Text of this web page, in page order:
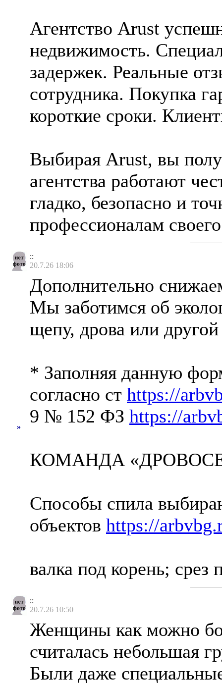
Агентство Arust
недвижимость.
задержек. Реальные
сотрудника. Покупка
короткие сроки.
Выбирая Arust, вы
агентства работают
гладко, безопасно и
профессионалам
::
20.7.26 18:06
»
Дополнительно
Мы заботимся об
щепу, дрова или
* Заполняя данную
согласно ст https://
9 № 152 ФЗ https://
КОМАНДА
Способы спила
объектов https://
валка под корень; срез
::
20.7.26 10:50
Женщины как можно
считалась небольшая
Были даже